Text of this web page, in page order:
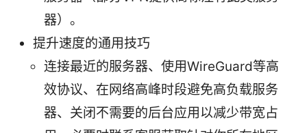
器）。
提升速度的通用技巧
连接最近的服务器、使用WireGuard等高
效协议、在网络高峰时段避免高负载服务
器、关闭不需要的后台应用以减少带宽占